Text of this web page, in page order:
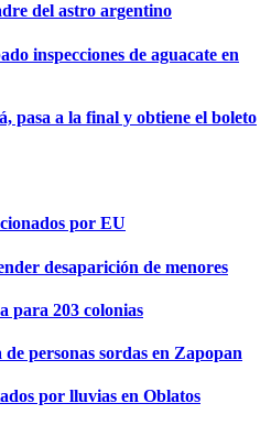
del astro argentino
inspecciones de aguacate en
pasa a la final y obtiene el boleto
por EU
desaparición de menores
para 203 colonias
personas sordas en Zapopan
por lluvias en Oblatos